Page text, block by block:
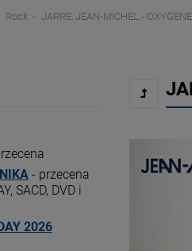
Rock JARRE, JEAN-MICHEL -
- przecena
SACD, DVD i
2026